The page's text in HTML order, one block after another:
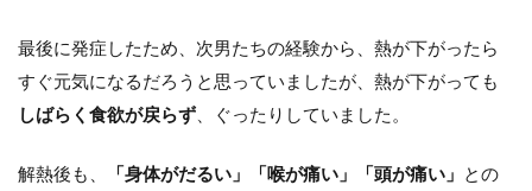
最後に発症したため、次男たちの経験から、熱が下がったら
すぐ元気になるだろうと思っていましたが、熱が下がっても
しばらく食欲が戻らず 、ぐったりしていました。
解熱後も、 「身体がだるい」「喉が痛い」「頭が痛い」 との